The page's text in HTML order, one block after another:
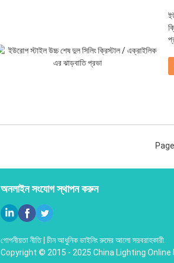
অনলাইন সংযোগ স্থাপন করুন
গোপনীয়তা নীতি| চীন আধুনিক ডাইনিং রুমের আলোসরবরাহকারী.
Copyright © 2015 - 2025 China Lighting